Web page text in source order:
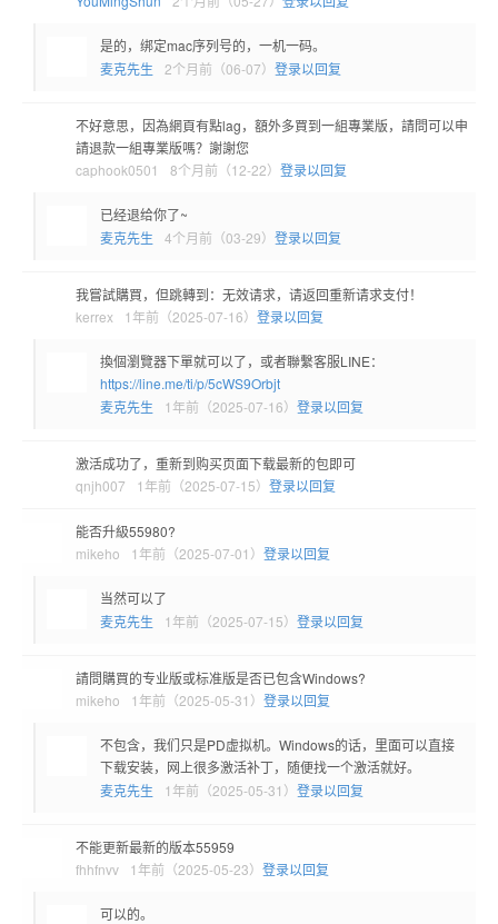
是的，绑定mac序列号的，一机一码。
麦克先生
2个月前（06-07） 登录以回复
不好意思，因為網頁有點lag，額外多買到一組專業版，請問可以申
請退款一組專業版嗎？謝謝您
caphook0501
8个月前（12-22） 登录以回复
已经退给你了~
麦克先生
4个月前（03-29） 登录以回复
我嘗試購買，但跳轉到：无效请求，请返回重新请求支付！
kerrex
1年前（2025-07-16） 登录以回复
換個瀏覽器下單就可以了，或者聯繫客服LINE：
https://line.me/ti/p/5cWS9Orbjt
麦克先生
1年前（2025-07-16） 登录以回复
激活成功了，重新到购买页面下载最新的包即可
qnjh007
1年前（2025-07-15） 登录以回复
能否升級55980?
mikeho
1年前（2025-07-01） 登录以回复
当然可以了
麦克先生
1年前（2025-07-15） 登录以回复
請問購買的专业版或标准版是否已包含Windows?
mikeho
1年前（2025-05-31） 登录以回复
不包含，我们只是PD虚拟机。Windows的话，里面可以直接
下载安装，网上很多激活补丁，随便找一个激活就好。
麦克先生
1年前（2025-05-31） 登录以回复
不能更新最新的版本55959
fhhfnvv
1年前（2025-05-23） 登录以回复
可以的。